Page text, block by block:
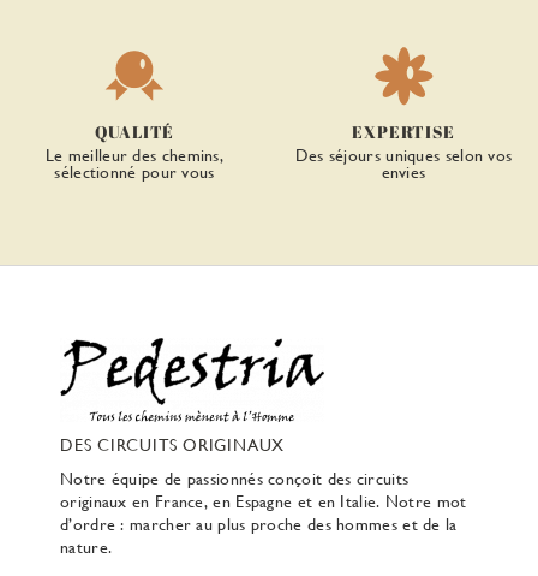
QUALITÉ
Le meilleur des chemins,
sélectionné pour vous
EXPERTISE
Des séjours uniques selon vos
envies
DES CIRCUITS ORIGINAUX
Notre équipe de passionnés conçoit des circuits
originaux en France, en Espagne et en Italie. Notre mot
d’ordre : marcher au plus proche des hommes et de la
nature.